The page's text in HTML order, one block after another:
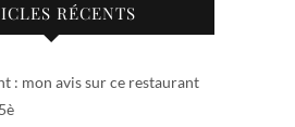
RÉCENTS
: mon avis sur ce restaurant